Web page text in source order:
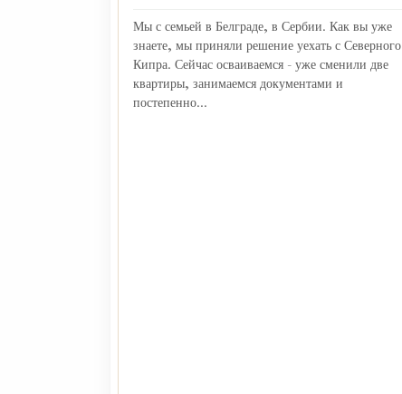
Мы с семьей в Белграде, в Сербии. Как вы уже
знаете, мы приняли решение уехать с Северного
Кипра. Сейчас осваиваемся - уже сменили две
квартиры, занимаемся документами и
постепенно...